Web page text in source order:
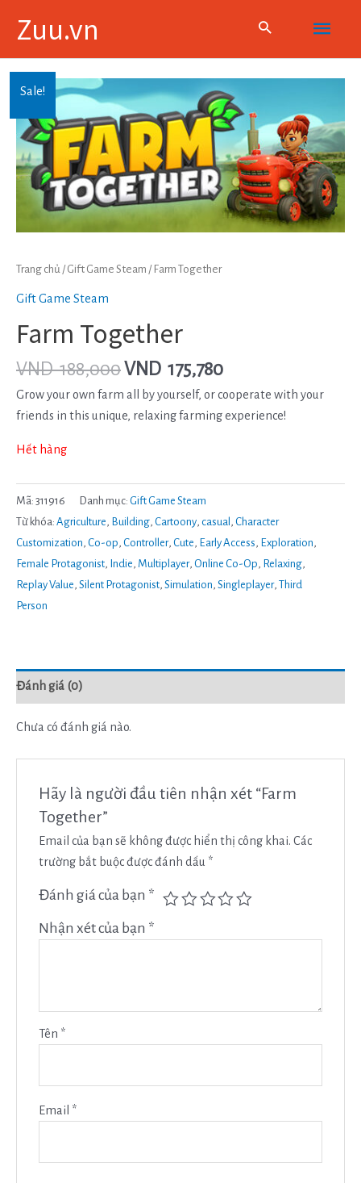
Zuu.vn
Main
Menu
Sale!
Trang chủ /Gift Game Steam / Farm Together
Gift Game Steam
Farm Together
VND188,000VND 175,780
Grow your own farm all by yourself, or cooperate with your
friends in this unique, relaxing farming experience!
Hết hàng
Mã: 311916 Danh mục: Gift Game Steam
Từ khóa: Agriculture Building Cartoony casual Character
Customization Co-op Controller, Cute Early Access Exploration
Female Protagonist Indie Multiplayer, Online Co-Op Relaxing
Replay Value Silent Protagonist Simulation Singleplayer, Third
Person
Đánh giá (0)
Chưa có đánh giá nào.
Hãy là người đầu tiên nhận xét “Farm
Together”
Email của bạn sẽ không được hiển thị công khai. Các
trường bắt buộc được đánh dấu *
Đánh giá của bạn *
Nhận xét của bạn *
Tên *
Email *